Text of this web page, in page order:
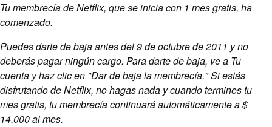
Tu membrecía de Netflix, que se inicia con 1 mes gratis, ha
comenzado.
Puedes darte de baja antes del 9 de octubre de 2011 y no
deberás pagar ningún cargo. Para darte de baja, ve a Tu
cuenta y haz clic en "Dar de baja la membrecía." Si estás
disfrutando de Netflix, no hagas nada y cuando termines tu
mes gratis, tu membrecía continuará automáticamente a $
14.000 al mes.